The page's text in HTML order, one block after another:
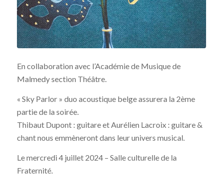
En collaboration avec l’Académie de Musique de
Malmedy section Théâtre.
« Sky Parlor » duo acoustique belge assurera la 2ème
partie de la soirée.
Thibaut Dupont : guitare et Aurélien Lacroix : guitare &
chant nous emmèneront dans leur univers musical.
Le mercredi 4 juillet 2024 – Salle culturelle de la
Fraternité.